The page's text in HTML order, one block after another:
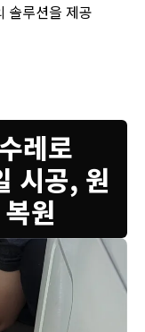
솔루션을 제공
레로
시공, 원
원